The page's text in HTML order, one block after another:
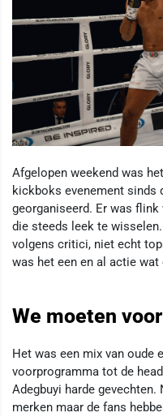
Afgelopen weekend was
kickboks evenement sinds
georganiseerd. Er was
die steeds leek te
volgens critici, niet echt
was het een en al actie wat
We moeten
Het was een mix van oude
voorprogramma tot de
Adegbuyi harde
merken maar de fans